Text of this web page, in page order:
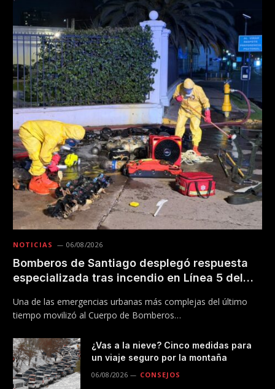
NOTICIAS 06/08/2026
Bomberos de Santiago desplegó respuesta
especializada tras incendio en Línea 5 del
Una de las emergencias urbanas más complejas del último
tiempo movilizó al Cuerpo de Bomberos…
¿Vas a la nieve? Cinco medidas para
un viaje seguro por la montaña
06/08/2026 CONSEJOS